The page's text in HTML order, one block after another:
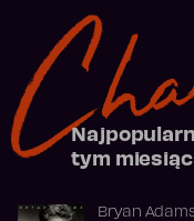
tym
Bryan